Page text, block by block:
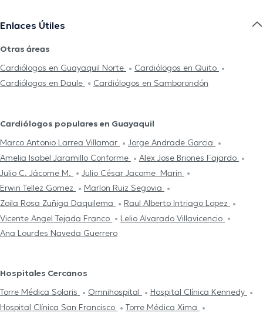
Enlaces Útiles
Otras áreas
Cardiólogos en Guayaquil Norte
Cardiólogos en Quito
Cardiólogos en Daule
Cardiólogos en Samborondón
Cardiólogos populares en Guayaquil
Marco Antonio Larrea Villamar
Jorge Andrade Garcia
Amelia Isabel Jaramillo Conforme
Alex Jose Briones Fajardo
Julio C. Jácome M.
Julio César Jacome Marin
Erwin Tellez Gomez
Marlon Ruiz Segovia
Zoila Rosa Zuñiga Daquilema
Raul Alberto Intriago Lopez
Vicente Angel Tejada Franco
Lelio Alvarado Villavicencio
Ana Lourdes Naveda Guerrero
Hospitales Cercanos
Torre Médica Solaris
Omnihospital
Hospital Clínica Kennedy
Hospital Clínica San Francisco
Torre Médica Xima